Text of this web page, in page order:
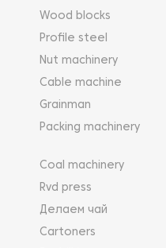
Wood blocks
Profile steel
Nut machinery
Cable machine
Grainman
Packing machinery
Coal machinery
Rvd press
Делаем чай
Cartoners